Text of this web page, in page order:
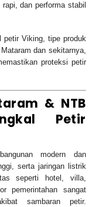
dan performa stabil
petir Viking, tipe produk
dan sekitarnya,
proteksi petir
& NTB
Petir
modern dan
serta jaringan listrik
seperti hotel, villa,
pemerintahan sangat
sambaran petir.